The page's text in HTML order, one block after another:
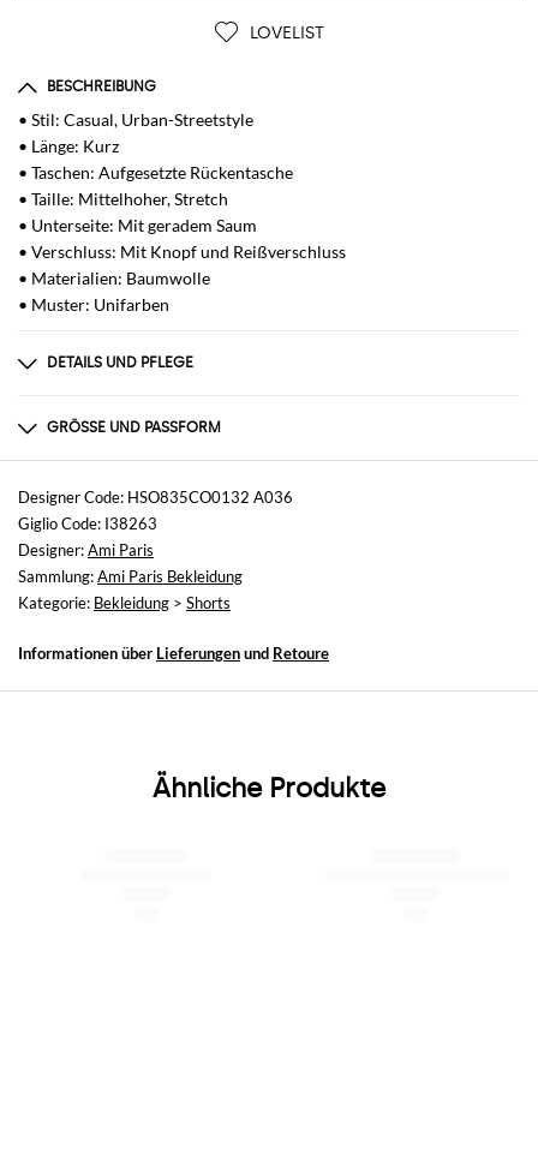
LOVELIST
BESCHREIBUNG
• Stil: Casual, Urban-Streetstyle
• Länge: Kurz
• Taschen: Aufgesetzte Rückentasche
• Taille: Mittelhoher, Stretch
• Unterseite: Mit geradem Saum
• Verschluss: Mit Knopf und Reißverschluss
• Materialien: Baumwolle
• Muster: Unifarben
DETAILS UND PFLEGE
Cotton | 100% cotton
GRÖSSE UND PASSFORM
Größen
nicht verfügbar
Größe und Passform
Normale Passform
Designer Code: HSO835CO0132 A036
Giglio Code: I38263
Designer:Ami Paris
Sammlung:Ami Paris Bekleidung
Kategorie: Bekleidung > Shorts
Informationen über Lieferungenund Retoure
Ähnliche Produkte